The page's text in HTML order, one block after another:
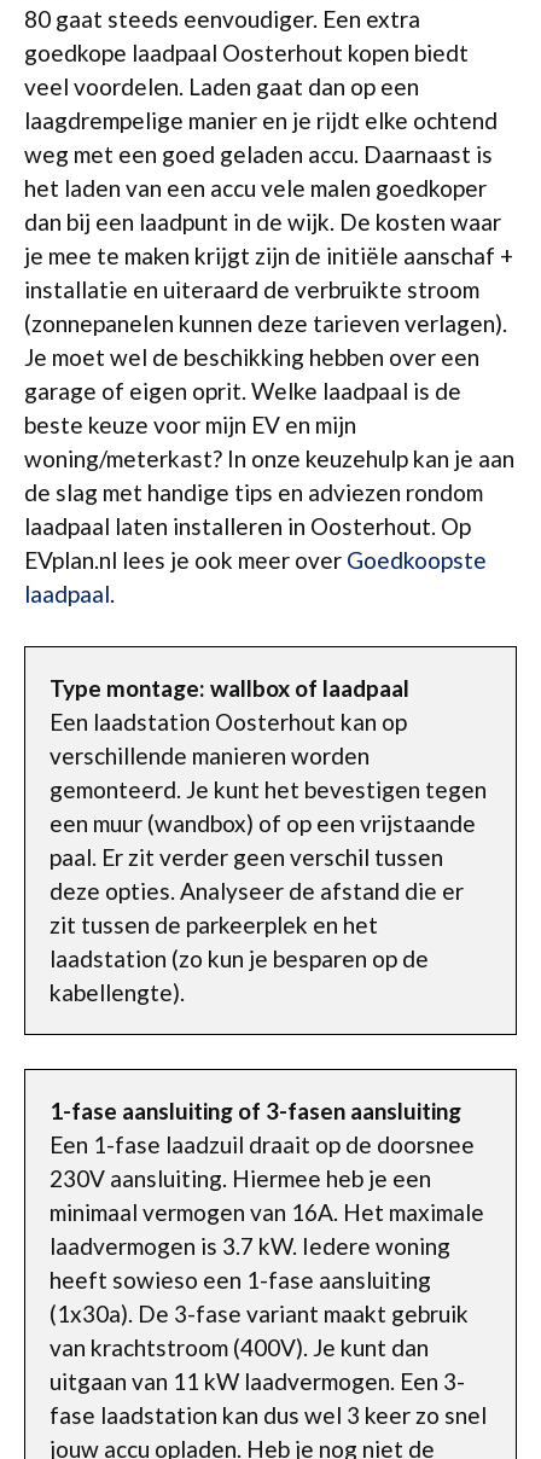
80 gaat steeds eenvoudiger. Een extra
goedkope laadpaal Oosterhout kopen biedt
veel voordelen. Laden gaat dan op een
laagdrempelige manier en je rijdt elke ochtend
weg met een goed geladen accu. Daarnaast is
het laden van een accu vele malen goedkoper
dan bij een laadpunt in de wijk. De kosten waar
je mee te maken krijgt zijn de initiële aanschaf +
installatie en uiteraard de verbruikte stroom
(zonnepanelen kunnen deze tarieven verlagen).
Je moet wel de beschikking hebben over een
garage of eigen oprit. Welke laadpaal is de
beste keuze voor mijn EV en mijn
woning/meterkast? In onze keuzehulp kan je aan
de slag met handige tips en adviezen rondom
laadpaal laten installeren in Oosterhout. Op
EVplan.nl lees je ook meer over Goedkoopste
laadpaal.
Type montage: wallbox of laadpaal
Een laadstation Oosterhout kan op
verschillende manieren worden
gemonteerd. Je kunt het bevestigen tegen
een muur (wandbox) of op een vrijstaande
paal. Er zit verder geen verschil tussen
deze opties. Analyseer de afstand die er
zit tussen de parkeerplek en het
laadstation (zo kun je besparen op de
kabellengte).
1-fase aansluiting of 3-fasen aansluiting
Een 1-fase laadzuil draait op de doorsnee
230V aansluiting. Hiermee heb je een
minimaal vermogen van 16A. Het maximale
laadvermogen is 3.7 kW. Iedere woning
heeft sowieso een 1-fase aansluiting
(1x30a). De 3-fase variant maakt gebruik
van krachtstroom (400V). Je kunt dan
uitgaan van 11 kW laadvermogen. Een 3-
fase laadstation kan dus wel 3 keer zo snel
jouw accu opladen. Heb je nog niet de